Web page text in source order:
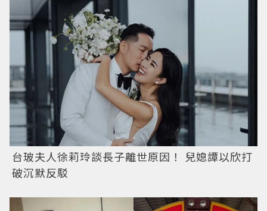
台玻夫人徐莉玲談長子離世原因！ 兒媳譚以欣打
破沉默反駁